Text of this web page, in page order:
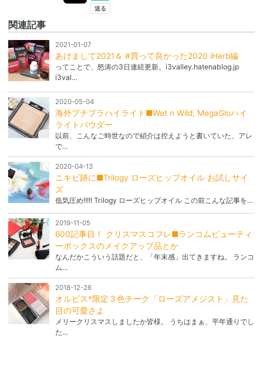
関連記事
2021-01-07
あけまして2021＆ #買って良かった2020 iHerb編
ってことで、怒涛の3日連続更新。i3valley.hatenablog.jp
i3val…
2020-05-04
海外プチプラハイライト■Wet n Wild, MegaGloハイ
ライトパウダー
以前、こんなご時世なので紹介は控えようと書いていた、アレ
で…
2020-04-13
ニキビ跡に■Trilogy ローズヒップオイル お試しサイ
ズ
低気圧め!!!!! Trilogy ローズヒップオイル この前こんな記事を…
2019-11-05
600記事目！ クリスマスコフレ■ランコムビューティ
ーボックスのメイクアップ品とか
なんだかこういう話題だと、「年末感」出てきますね。 ランコ
ム…
2018-12-26
オルビス*限定３色チーク「ローズアメジスト」見た
目の可愛さよ
メリークリスマスしましたか皆様。 うちはまぁ、平年通りでし
た…